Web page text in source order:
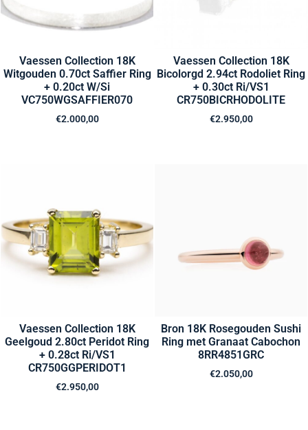
Vaessen Collection 18K
Witgouden 0.70ct Saffier Ring
+ 0.20ct W/Si
VC750WGSAFFIER070
€2.000,00
Vaessen Collection 18K
Bicolorgd 2.94ct Rodoliet Ring
+ 0.30ct Ri/VS1
CR750BICRHODOLITE
€2.950,00
Vaessen Collection 18K
Geelgoud 2.80ct Peridot Ring
+ 0.28ct Ri/VS1
CR750GGPERIDOT1
€2.950,00
Bron 18K Rosegouden Sushi
Ring met Granaat Cabochon
8RR4851GRC
€2.050,00